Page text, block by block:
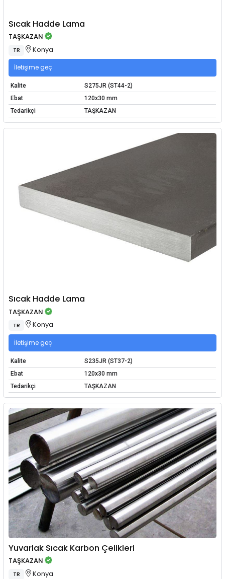
Sıcak Hadde Lama
TAŞKAZAN
TR Konya
İletişime geç
Kalite
S275JR (ST44-2)
Ebat
120x30 mm
Tedarikçi
TAŞKAZAN
Sıcak Hadde Lama
TAŞKAZAN
TR Konya
İletişime geç
Kalite
S235JR (ST37-2)
Ebat
120x30 mm
Tedarikçi
TAŞKAZAN
Yuvarlak Sıcak Karbon Çelikleri
TAŞKAZAN
TR Konya